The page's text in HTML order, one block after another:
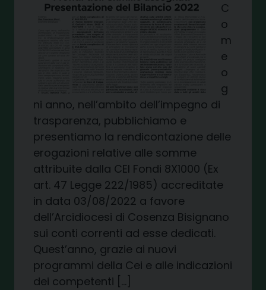
C
o
m
e
o
g
ni anno, nell’ambito dell’impegno di
trasparenza, pubblichiamo e
presentiamo la rendicontazione delle
erogazioni relative alle somme
attribuite dalla CEI Fondi 8X1000 (Ex
art. 47 Legge 222/1985) accreditate
in data 03/08/2022 a favore
dell’Arcidiocesi di Cosenza Bisignano
sui conti correnti ad esse dedicati.
Quest’anno, grazie ai nuovi
programmi della Cei e alle indicazioni
dei competenti […]